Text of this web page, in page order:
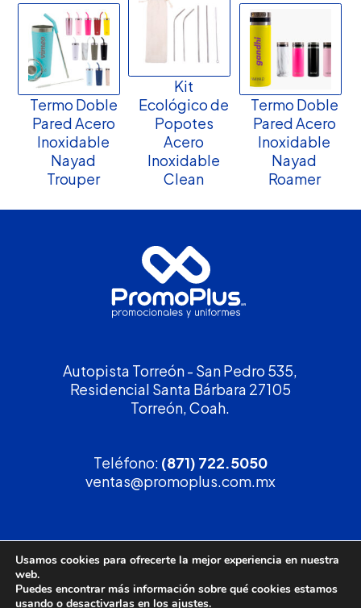
Termo Doble
Pared Acero
Inoxidable
Nayad
Trouper
Kit
Ecológico de
Popotes
Acero
Inoxidable
Clean
Termo Doble
Pared Acero
Inoxidable
Nayad
Roamer
Autopista Torreón - San Pedro 535,
Residencial Santa Bárbara 27105
Torreón, Coah.
Teléfono: (871) 722.5050
ventas@promoplus.com.mx
¡Solicita tucotización!
(800) 90 PROMO
Usamos cookies para ofrecerte la mejor experiencia en nuestra
web.
Puedes encontrar más información sobre qué cookies estamos
usando o desactivarlas en los ajustes.